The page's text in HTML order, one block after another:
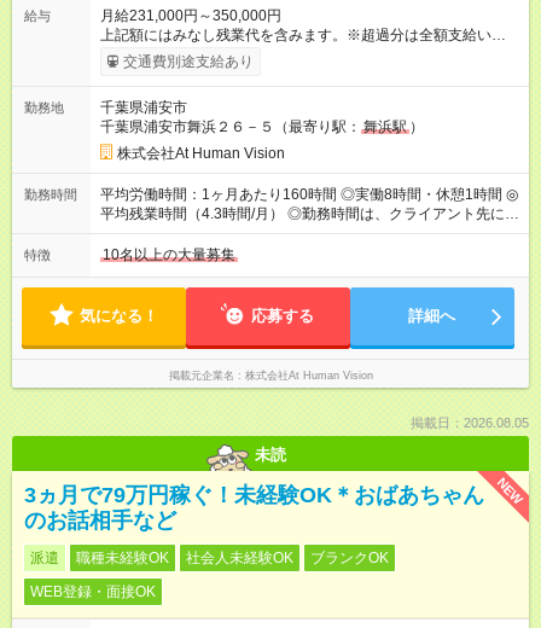
給与
月給231,000円～350,000円
上記額にはみなし残業代を含みます。※超過分は全額支給いたし
ます。 みなし残業代 24,000円 ～ 37,000円／月 みなし残業時
間 15時間／月 【給与】 月給： 大卒・院卒 ：243，000
（固定残業代 24，000円） 賞与：年２回 （業績連動型） 昇
給：年２回（3月、9月) 試用期間：6ヶ月 ※上記額にはみなし残
業代（月15時間分）が含まれた 金額になります。超過分は追加
で全額支給。 【頑張りを給与・キャリアに還元します】 年に2
回⼈事評価があり等級が決まります。 等級に合わせた給与設定
のため、若い内からでも頑張り次第で給与アップが叶います。
（⽉給34～45万円）→課⻑（⽉給36～48万円）→部⻑（⽉給40
～58万円） 【試用期間】試用期間あり 試用期間の長さ：6ヶ月
※ 雇用形態と給与に、本採用時と異なる部分があります。 雇用
形態：本採用時と同じです。 給与：月給 211,000円 ～ 330,000
円 上記額にはみなし残業代を含みます。※超過分は全額支給い
たします。 みなし残業代 22,000円 ～ 34,000円／月 みなし残業
交通費別途支給あり
勤務地
千葉県浦安市
千葉県浦安市舞浜２６－５（最寄り駅： 舞浜駅 ）
株式会社At Human Vision
勤務時間
平均労働時間：1ヶ月あたり160時間 ◎実働8時間・休憩1時間 ◎
平均残業時間（4.3時間/月） ◎勤務時間は、クライアント先に
より異なります。 ※＜シフト例＞ 10:00～19:00／11:00～
20:00 平均労働時間：1ヶ月あたり160時間 ◎実働8時間・休憩1
先に より異なります。 ※＜シフト例＞ 10:00～19:00／11:00
～20:00
特徴 10名以上の大量募集
気になる！ 応募する 詳細へ
掲載元企業名 株式会社At Human Vision
掲載日：2026.08.05
未読
NEW
3ヵ月で79万円稼ぐ！未経験OK＊おばあちゃん
のお話相手など
派遣 職種未経験OK 社会人未経験OK
ブランクOK
WEB登録・面接OK